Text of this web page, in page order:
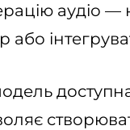
аудіо
або